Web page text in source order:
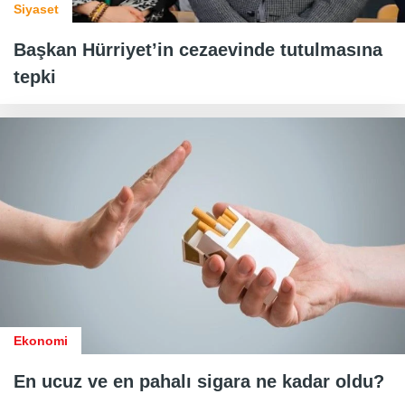
Siyaset
Başkan Hürriyet’in cezaevinde tutulmasına
tepki
Ekonomi
En ucuz ve en pahalı sigara ne kadar oldu?